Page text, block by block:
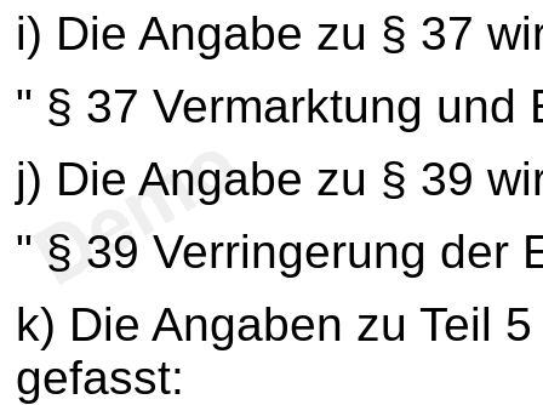
i) Die Angabe zu § 37
" § 37 Vermarktung und
j) Die Angabe zu § 39
" § 39 Verringerung der
k) Die Angaben zu Teil
gefasst: